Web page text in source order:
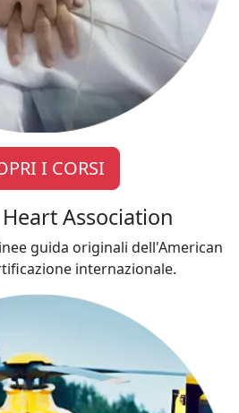
I CORSI
Association
guida originali dell'American
internazionale.